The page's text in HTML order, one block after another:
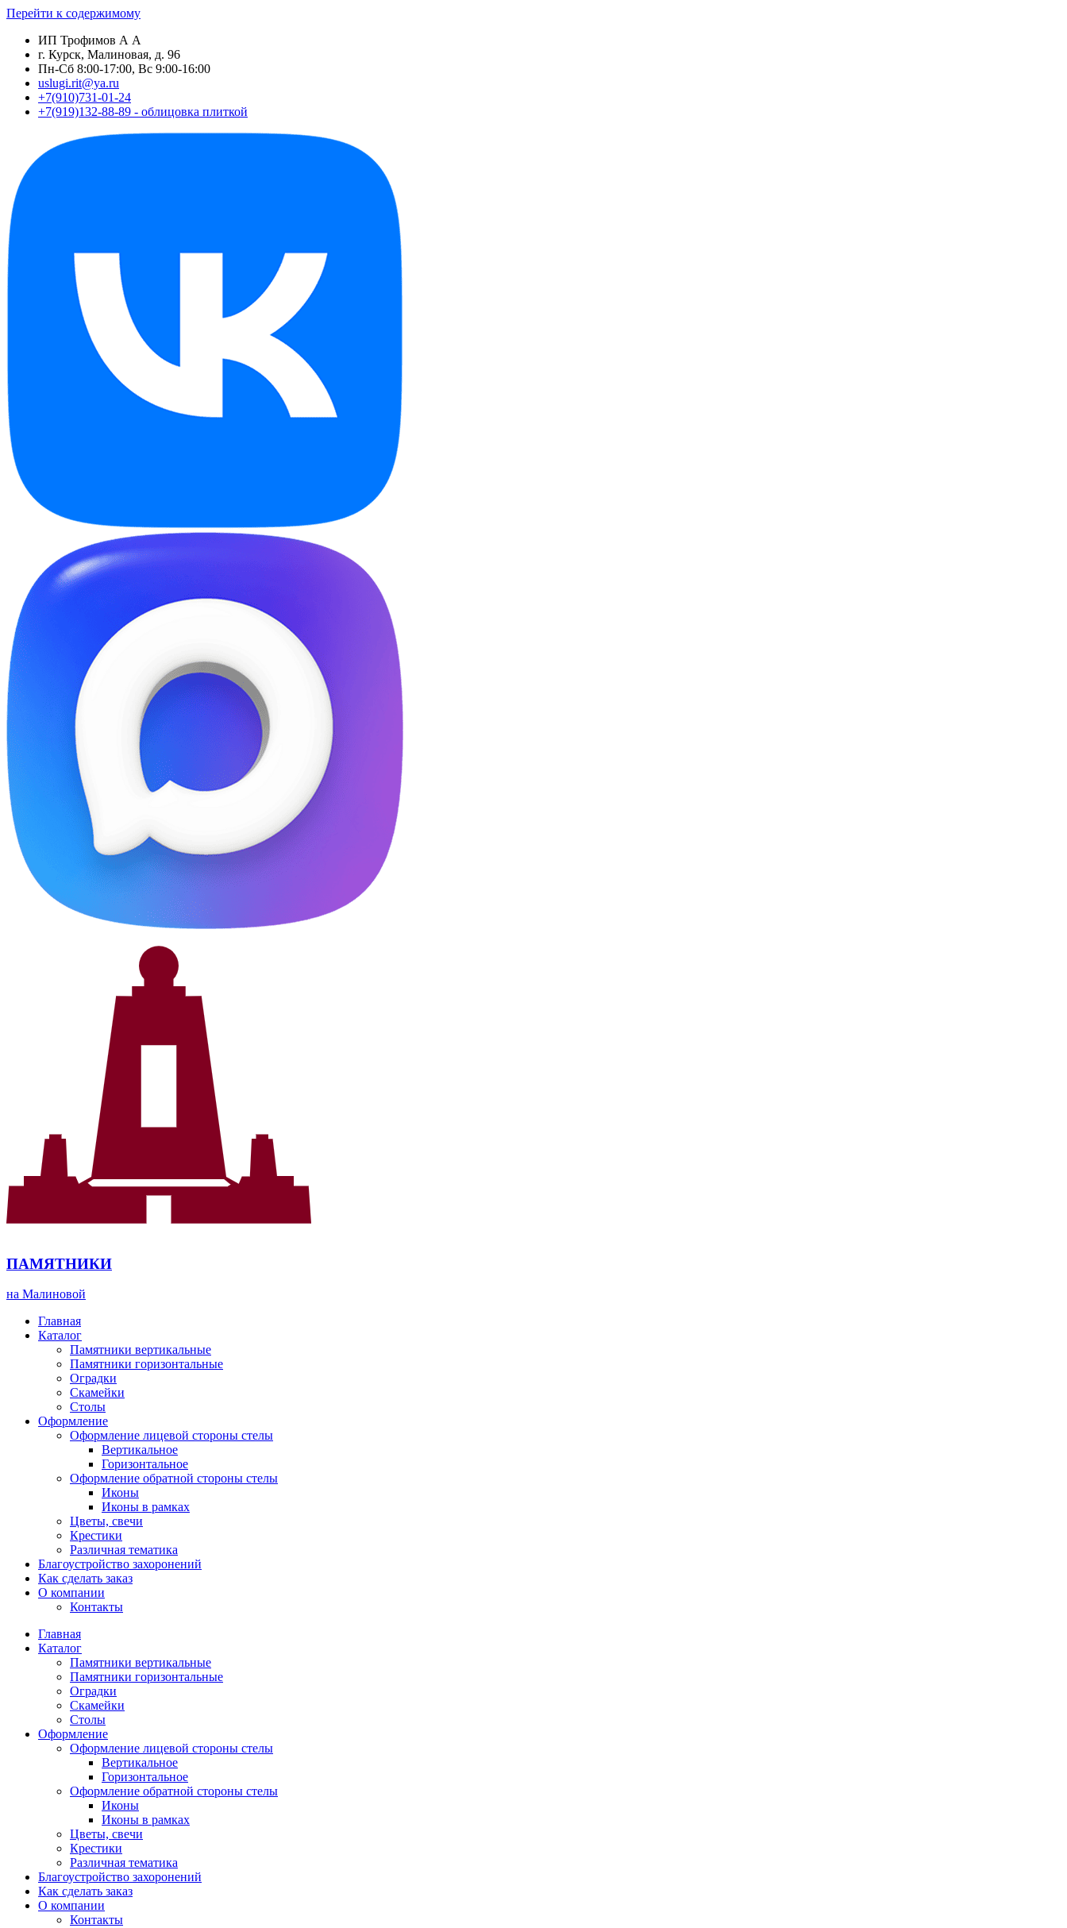
Перейти к содержимому
ИП Трофимов А А
г. Курск, Малиновая, д. 96
Пн-Сб 8:00-17:00, Вс 9:00-16:00
uslugi.rit@ya.ru
+7(910)731-01-24
+7(919)132-88-89 - облицовка плиткой
ПАМЯТНИКИ
на Малиновой
Главная
Каталог
Памятники вертикальные
Памятники горизонтальные
Оградки
Скамейки
Столы
Оформление
Оформление лицевой стороны стелы
Вертикальное
Горизонтальное
Оформление обратной стороны стелы
Иконы
Иконы в рамках
Цветы, свечи
Крестики
Различная тематика
Благоустройство захоронений
Как сделать заказ
О компании
Контакты
Главная
Каталог
Памятники вертикальные
Памятники горизонтальные
Оградки
Скамейки
Столы
Оформление
Оформление лицевой стороны стелы
Вертикальное
Горизонтальное
Оформление обратной стороны стелы
Иконы
Иконы в рамках
Цветы, свечи
Крестики
Различная тематика
Благоустройство захоронений
Как сделать заказ
О компании
Контакты